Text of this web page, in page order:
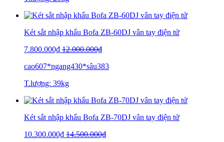
Két sắt nhập khẩu Bofa ZB-60DJ vân tay điện tử
7.800.000₫ 12.000.000₫
cao607*ngang430*sâu383
T.lượng: 39kg
Két sắt nhập khẩu Bofa ZB-70DJ vân tay điện tử
10.300.000₫ 14.500.000₫